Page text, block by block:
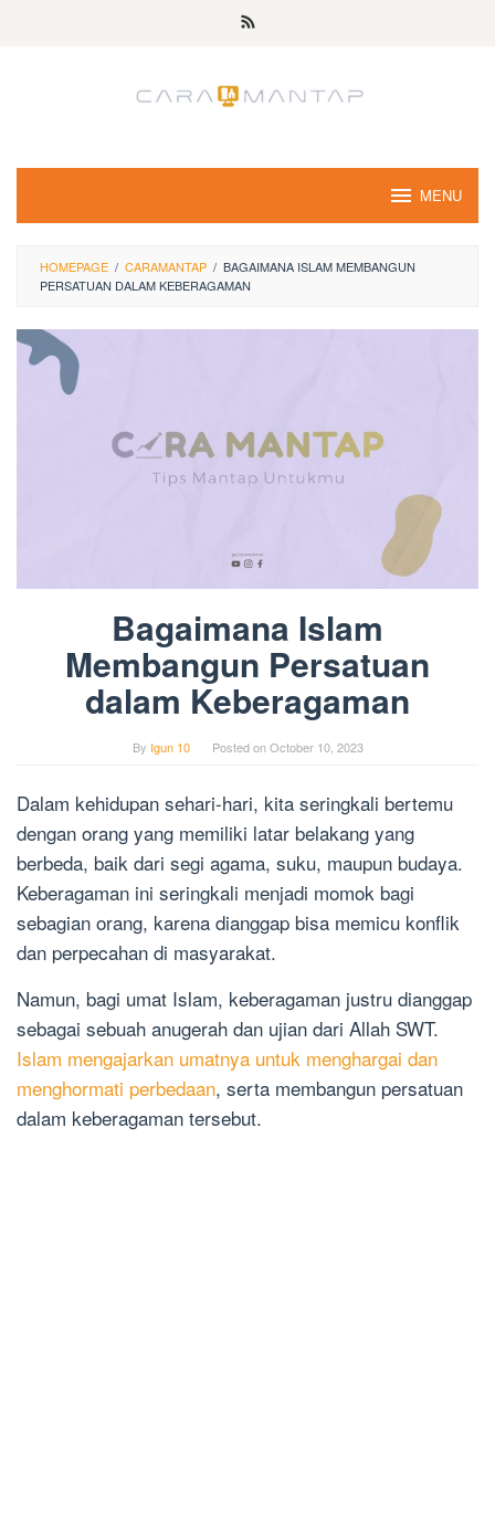
MENU
HOMEPAGE / CARAMANTAP / BAGAIMANA ISLAM MEMBANGUN
PERSATUAN DALAM KEBERAGAMAN
Bagaimana Islam
Membangun Persatuan
dalam Keberagaman
By Igun 10 Posted onOctober 10, 2023
Dalam kehidupan sehari-hari, kita seringkali bertemu
dengan orang yang memiliki latar belakang yang
berbeda, baik dari segi agama, suku, maupun budaya.
Keberagaman ini seringkali menjadi momok bagi
sebagian orang, karena dianggap bisa memicu konflik
dan perpecahan di masyarakat.
Namun, bagi umat Islam, keberagaman justru dianggap
sebagai sebuah anugerah dan ujian dari Allah SWT.
Islam mengajarkan umatnya untuk menghargai dan
menghormati perbedaan, serta membangun persatuan
dalam keberagaman tersebut.